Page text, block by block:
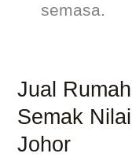
semasa.
Jual
Semak
Johor
Jual
Kangkar
Pulai